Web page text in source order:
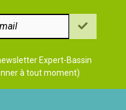
Expert-Bassin
à tout moment)